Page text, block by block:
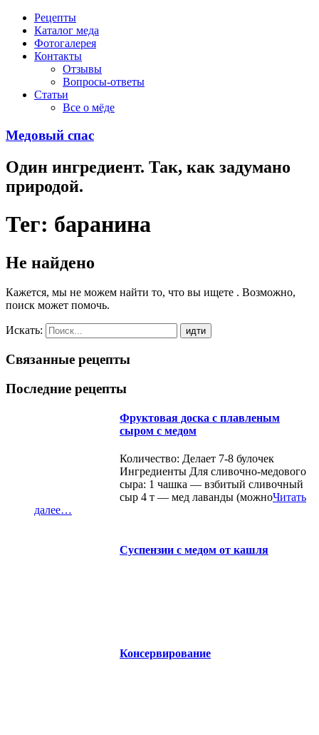
Рецепты
Каталог меда
Фотогалерея
Контакты
Отзывы
Вопросы-ответы
Статьи
Все о мёде
Медовый спас
Один ингредиент. Так, как задумано
природой.
Тег: баранина
Не найдено
Кажется, мы не можем найти то, что вы ищете . Возможно,
поиск может помочь.
Искать:
Связанные рецепты
Последние рецепты
Фруктовая доска с плавленым
сыром с медом
Количество: Делает 7-8 булочек
Ингредиенты Для сливочно-медового
сыра: 1 чашка — взбитый сливочный
сыр 4 т — мед лаванды (можноЧитать
далее…
Суспензии с медом от кашля
Консервирование